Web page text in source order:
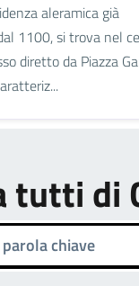
aleramica già
1100, si trova nel
diretto da Piazza
tutti di